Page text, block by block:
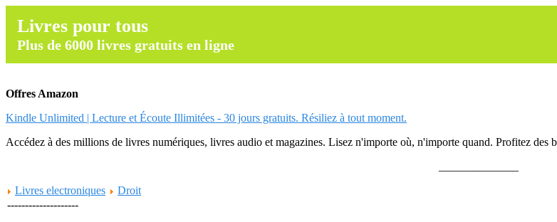
Livres pour tous
Plus de 6000 livres gratuits en ligne
Offres Amazon
Kindle Unlimited | Lecture et Écoute Illimitées - 30 jours gratuits. Résiliez à tout moment.
Accédez à des millions de livres numériques, livres audio et magazines. Lisez n'importe où, n'importe quand. Profitez des
Livres electroniques
Droit
--------------------